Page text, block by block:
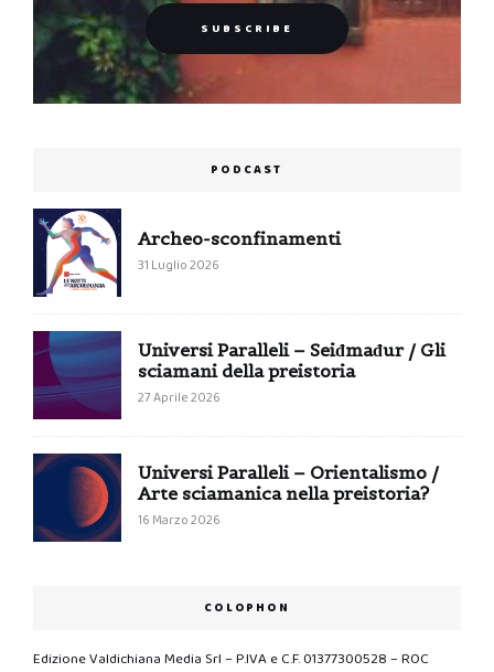
PODCAST
Archeo-sconfinamenti
31 Luglio 2026
Universi Paralleli – Seiđmađur / Gli
sciamani della preistoria
27 Aprile 2026
Universi Paralleli – Orientalismo /
Arte sciamanica nella preistoria?
16 Marzo 2026
COLOPHON
Edizione Valdichiana Media Srl – P.IVA e C.F. 01377300528 – ROC